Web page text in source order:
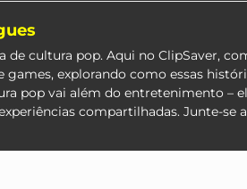
de cultura pop. Aqui no ClipSaver,
games, explorando como essas
pop vai além do entretenimento –
compartilhadas. Junte-se